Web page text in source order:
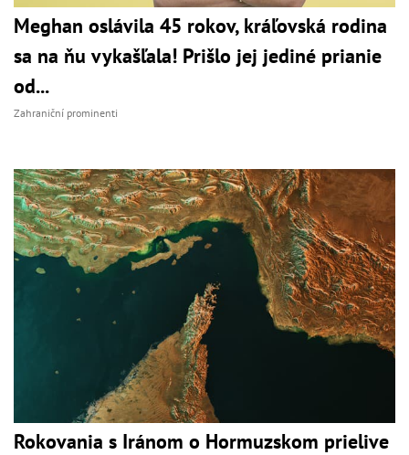
Meghan oslávila 45 rokov, kráľovská rodina
sa na ňu vykašľala! Prišlo jej jediné prianie
od...
Zahraniční prominenti
Rokovania s Iránom o Hormuzskom prielive